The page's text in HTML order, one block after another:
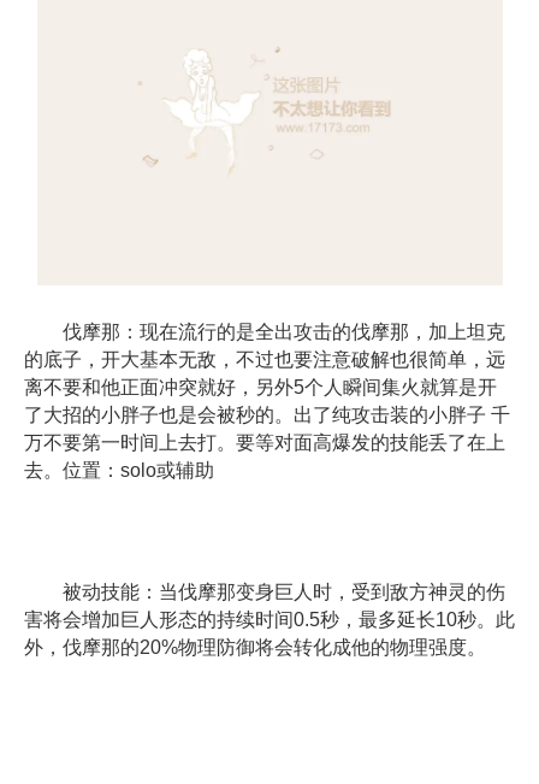
伐摩那：现在流行的是全出攻击的伐摩那，加上坦克
的底子，开大基本无敌，不过也要注意破解也很简单，远
离不要和他正面冲突就好，另外5个人瞬间集火就算是开
了大招的小胖子也是会被秒的。出了纯攻击装的小胖子 千
万不要第一时间上去打。要等对面高爆发的技能丢了在上
去。位置：solo或辅助
被动技能：当伐摩那变身巨人时，受到敌方神灵的伤
害将会增加巨人形态的持续时间0.5秒，最多延长10秒。此
外，伐摩那的20%物理防御将会转化成他的物理强度。